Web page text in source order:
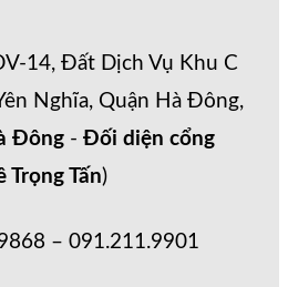
14, Đất Dịch Vụ Khu C
Nghĩa, Quận Hà Đông,
Đông - Đối diện cổng
Trọng Tấn)
– 091.211.9901